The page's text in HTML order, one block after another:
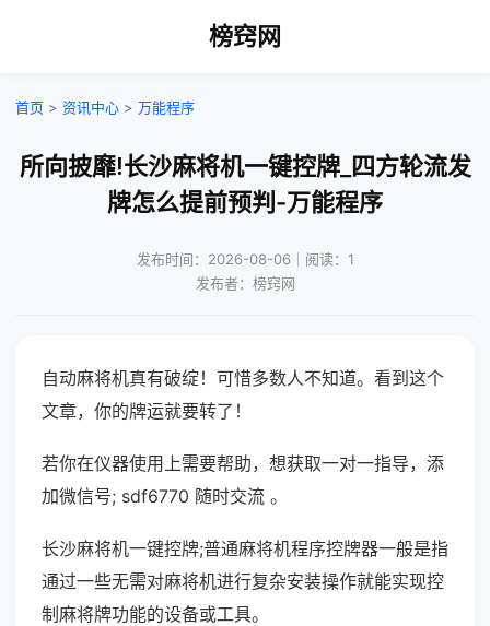
榜窍网
首页 > 资讯中心 > 万能程序
所向披靡!长沙麻将机一键控牌_四方轮流发
牌怎么提前预判-万能程序
发布时间：2026-08-06｜阅读：1
发布者：榜窍网
自动麻将机真有破绽！可惜多数人不知道。看到这个
文章，你的牌运就要转了！
若你在仪器使用上需要帮助，想获取一对一指导，添
加微信号; sdf6770 随时交流 。
长沙麻将机一键控牌;普通麻将机程序控牌器一般是指
通过一些无需对麻将机进行复杂安装操作就能实现控
制麻将牌功能的设备或工具。